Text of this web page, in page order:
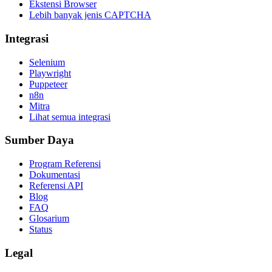
Ekstensi Browser
Lebih banyak jenis CAPTCHA
Integrasi
Selenium
Playwright
Puppeteer
n8n
Mitra
Lihat semua integrasi
Sumber Daya
Program Referensi
Dokumentasi
Referensi API
Blog
FAQ
Glosarium
Status
Legal